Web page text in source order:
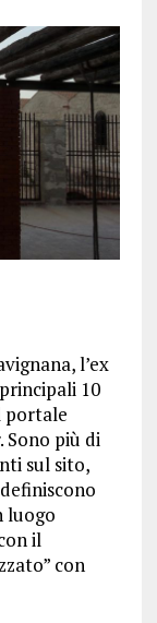
l’ex
10
portale
più di
sul sito,
luogo
il
con